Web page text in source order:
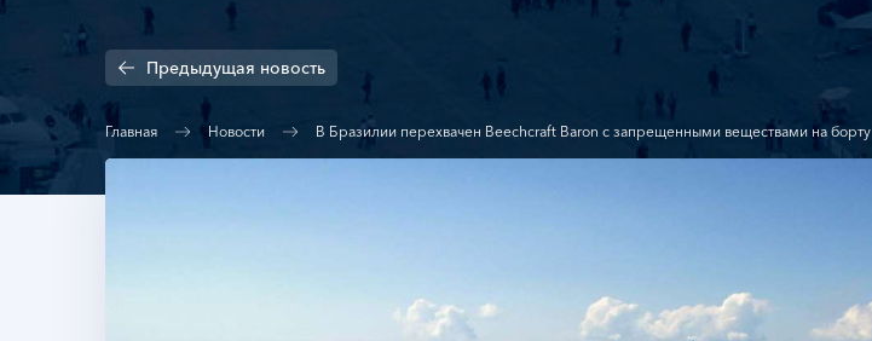
Предыдущая новость
Главная Новости В Бразилии перехвачен Beechcraft Baron с запрещенными веществами на борту